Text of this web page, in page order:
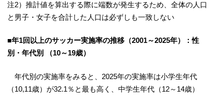
注2）推計値を算出する際に端数が発生するため、全体の人口
と男子・女子を合計した人口は必ずしも一致しない
■年1回以上のサッカー実施率の推移（2001～2025年）：性
別・年代別 （10～19歳）
年代別の実施率をみると、2025年の実施率は小学生年代
（10,11歳）が32.1％と最も高く、中学生年代（12～14歳）